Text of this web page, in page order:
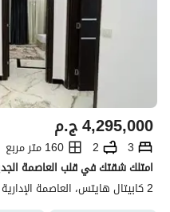
ج.م4,295,000
3
2
160 متر مربع
2 كابيتال هايتس، العاصمة الإدارية الجديدة، القاهرة